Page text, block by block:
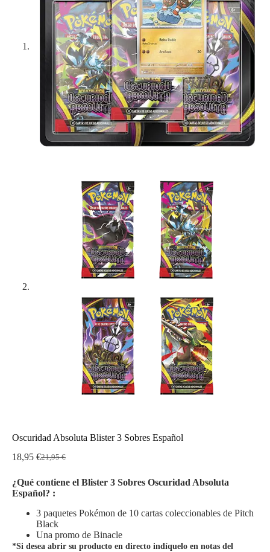
Oscuridad Absoluta Blister 3 Sobres Español
21,95€
El
original
era:
18,95 €El
actual
es:
¿Qué contiene el Blister 3 Sobres Oscuridad Absoluta
Español? :
3 paquetes Pokémon de 10 cartas coleccionables de Pitch
Black
Una promo de Binacle
*Si desea abrir su producto en directo indíquelo en notas del